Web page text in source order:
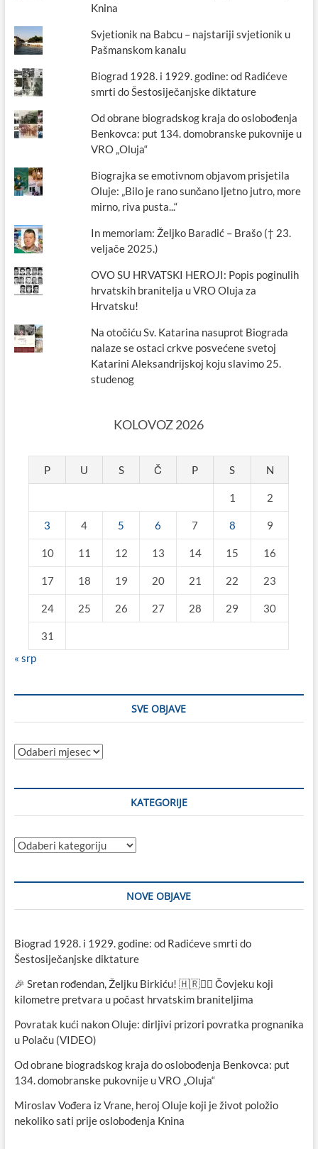
Knina
Svjetionik na Babcu – najstariji svjetionik u
Pašmanskom kanalu
Biograd 1928. i 1929. godine: od Radićeve
smrti do Šestosiječanjske diktature
Od obrane biogradskog kraja do oslobođenja
Benkovca: put 134. domobranske pukovnije u
VRO „Oluja“
Biograjka se emotivnom objavom prisjetila
Oluje: „Bilo je rano sunčano ljetno jutro, more
mirno, riva pusta...“
In memoriam: Željko Baradić – Brašo († 23.
veljače 2025.)
OVO SU HRVATSKI HEROJI: Popis poginulih
hrvatskih branitelja u VRO Oluja za
Hrvatsku!
Na otočiću Sv. Katarina nasuprot Biograda
nalaze se ostaci crkve posvećene svetoj
Katarini Aleksandrijskoj koju slavimo 25.
studenog
KOLOVOZ 2026
P U S Č P S N
1 2
3 4 5 6 7 8 9
10 11 12 13 14 15 16
17 18 19 20 21 22 23
24 25 26 27 28 29 30
31
« srp
SVE OBJAVE
Sve
KATEGORIJE
Kategorije
NOVE OBJAVE
Biograd 1928. i 1929. godine: od Radićeve smrti do
Šestosiječanjske diktature
🎉 Sretan rođendan, Željku Birkiću! 🇭🇷🏃‍♂️ Čovjeku koji
kilometre pretvara u počast hrvatskim braniteljima
Povratak kući nakon Oluje: dirljivi prizori povratka prognanika
u Polaču (VIDEO)
Od obrane biogradskog kraja do oslobođenja Benkovca: put
134. domobranske pukovnije u VRO „Oluja“
Miroslav Vođera iz Vrane, heroj Oluje koji je život položio
nekoliko sati prije oslobođenja Knina